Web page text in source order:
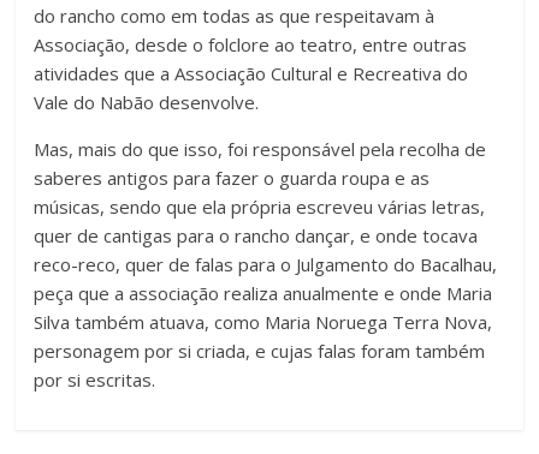
do rancho como em todas as que respeitavam à
Associação, desde o folclore ao teatro, entre outras
atividades que a Associação Cultural e Recreativa do
Vale do Nabão desenvolve.
Mas, mais do que isso, foi responsável pela recolha de
saberes antigos para fazer o guarda roupa e as
músicas, sendo que ela própria escreveu várias letras,
quer de cantigas para o rancho dançar, e onde tocava
reco-reco, quer de falas para o Julgamento do Bacalhau,
peça que a associação realiza anualmente e onde Maria
Silva também atuava, como Maria Noruega Terra Nova,
personagem por si criada, e cujas falas foram também
por si escritas.